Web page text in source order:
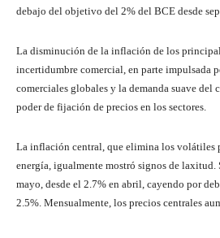
debajo del objetivo del 2% del BCE desde
La disminución de la inflación de los
incertidumbre comercial, en parte impulsada
comerciales globales y la demanda suave del
poder de fijación de precios en los sectores.
La inflación central, que elimina los volátiles
energía, igualmente mostró signos de laxitud.
mayo, desde el 2.7% en abril, cayendo por
2.5%. Mensualmente, los precios centrales